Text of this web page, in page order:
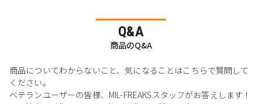
Q&A
商品のQ&A
商品についてわからないこと、気になることはこちらで質問して
ください。
ベテランユーザーの皆様、MIL-FREAKSスタッフがお答えします！